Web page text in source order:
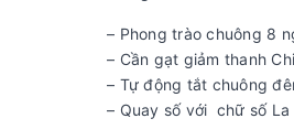
– Phong trào chuông 8
– Cần gạt giảm thanh
– Tự động tắt chuông
– Quay số với chữ số